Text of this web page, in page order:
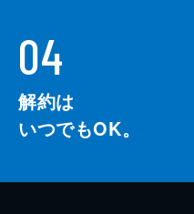
04
解約は
いつでもOK。